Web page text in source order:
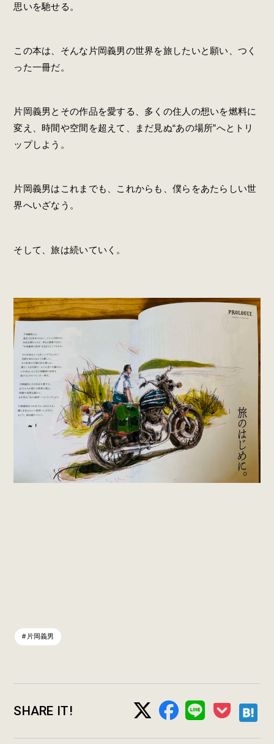
思いを馳せる。
この本は、そんな片岡義男の世界を旅したいと願い、つく
った一冊だ。
片岡義男とその作品を愛する、多くの住人の想いを燃料に
変え、時間や空間を超えて、まだ見ぬ“あの場所”へとトリ
ップしよう。
片岡義男はこれまでも、これからも、僕らをあたらしい世
界へいざなう。
そして、旅は続いていく。
片岡義男
SHARE IT!